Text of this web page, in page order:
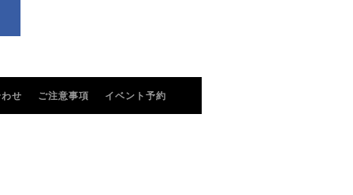
せ ご注意事項 イベント予約